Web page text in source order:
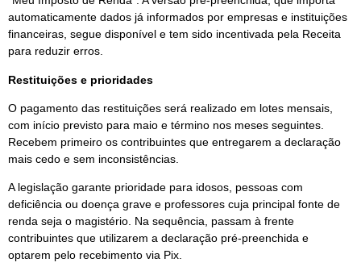
automaticamente dados já informados por empresas e instituições
financeiras, segue disponível e tem sido incentivada pela Receita
para reduzir erros.
Restituições e prioridades
O pagamento das restituições será realizado em lotes mensais,
com início previsto para maio e término nos meses seguintes.
Recebem primeiro os contribuintes que entregarem a declaração
mais cedo e sem inconsistências.
A legislação garante prioridade para idosos, pessoas com
deficiência ou doença grave e professores cuja principal fonte de
renda seja o magistério. Na sequência, passam à frente
contribuintes que utilizarem a declaração pré-preenchida e
optarem pelo recebimento via Pix.